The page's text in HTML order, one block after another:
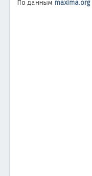
а
По данным maxima.org